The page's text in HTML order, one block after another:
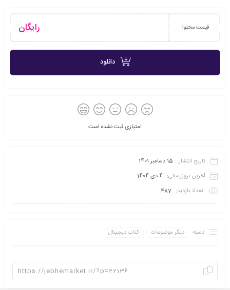
قیمت محتوا رایگان
دانلود
امتیازی ثبت نشده است
تاریخ انتشار: 15 دسامبر 1401
آخرین بروزرسانی: 4 دی 1404
تعداد بازدید: 487
دسته: دیگر موضوعات کتاب دیجیتال